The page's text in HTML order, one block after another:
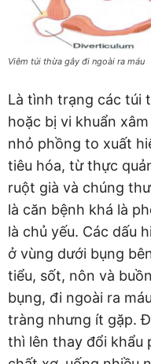
Viêm túi thừa gây đi ngoài ra máu
Là tình trạng các túi
hoặc bị vi khuẩn
nhỏ phồng to xuất
tiêu hóa, từ thực
ruột già và chúng
là căn bệnh khá là
là chủ yếu. Các dấu
ở vùng dưới bụng
tiểu, sốt, nôn và
bụng, đi ngoài ra
tràng nhưng ít gặp.
thì lên thay đổi khẩu